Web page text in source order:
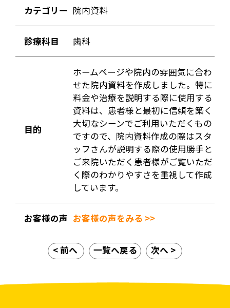
カテゴリー 院内資料
診療科目 歯科
目的
ホームページや院内の雰囲気に合わ
せた院内資料を作成しました。特に
料金や治療を説明する際に使用する
資料は、患者様と最初に信頼を築く
大切なシーンでご利用いただくもの
ですので、院内資料作成の際はスタ
ッフさんが説明する際の使用勝手と
ご来院いただく患者様がご覧いただ
く際のわかりやすさを重視して作成
しています。
お客様の声 お客様の声をみる >>
< 前へ 一覧へ戻る 次へ >